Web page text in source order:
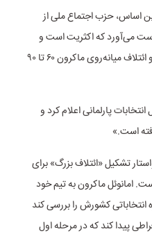
اساس، حزب اجتماع ملی از
کرسی را به دست می‌آورد که اکثریت است و
جبهه جدید مردمی ۱۸۰ تا ۲۰۰ کرسی و ائتلاف میانه‌روی ماکرون ۶۰ تا ۹۰
پارلمانی اعلام کرد و
است.»
تشکیل «ائتلاف بزرگ» برای
امانوئل ماکرون به تیم خود
کشورش را بررسی کند
پیدا کند که در مرحله اول